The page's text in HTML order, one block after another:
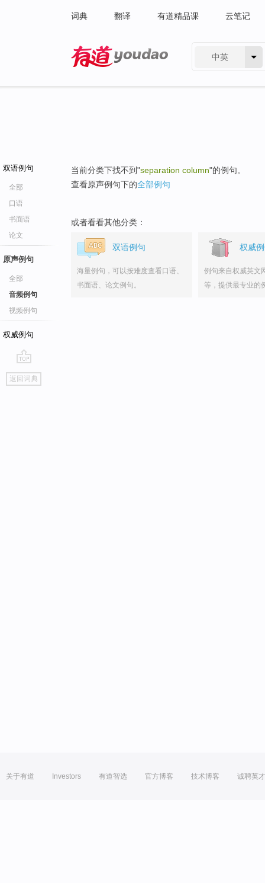
词典 翻译 有道精品课 云笔记
中英
双语例句
全部
口语
书面语
论文
原声例句
全部
音频例句
视频例句
权威例句
go
top
返回词典
当前分类下找不到"separation column"的例句。
查看原声例句下的全部例句
或者看看其他分类：
双语例句
海量例句，可以按难度查看口语、
书面语、论文例句。
权威
例句来自权威英文
等，提供最专业的
关于有道 Investors 有道智选 官方博客 技术博客 诚聘英才